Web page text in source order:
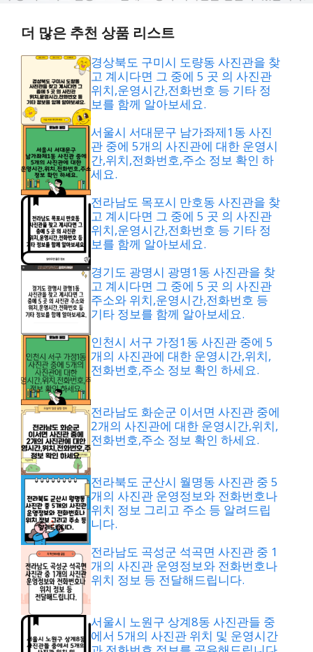
더 많은 추천 상품 리스트
경상북도 구미시 도량동 사진관을 찾
고 계시다면 그 중에 5 곳 의 사진관
위치,운영시간,전화번호 등 기타 정
보를 함께 알아보세요.
서울시 서대문구 남가좌제1동 사진
관 중에 5개의 사진관에 대한 운영시
간,위치,전화번호,주소 정보 확인 하
세요.
전라남도 목포시 만호동 사진관을 찾
고 계시다면 그 중에 5 곳 의 사진관
위치,운영시간,전화번호 등 기타 정
보를 함께 알아보세요.
경기도 광명시 광명1동 사진관을 찾
고 계시다면 그 중에 5 곳 의 사진관
주소와 위치,운영시간,전화번호 등
기타 정보를 함께 알아보세요.
인천시 서구 가정1동 사진관 중에 5
개의 사진관에 대한 운영시간,위치,
전화번호,주소 정보 확인 하세요.
전라남도 화순군 이서면 사진관 중에
2개의 사진관에 대한 운영시간,위치,
전화번호,주소 정보 확인 하세요.
전라북도 군산시 월명동 사진관 중 5
개의 사진관 운영정보와 전화번호나
위치 정보 그리고 주소 등 알려드립
니다.
전라남도 곡성군 석곡면 사진관 중 1
개의 사진관 운영정보와 전화번호나
위치 정보 등 전달해드립니다.
서울시 노원구 상계8동 사진관들 중
에서 5개의 사진관 위치 및 운영시간